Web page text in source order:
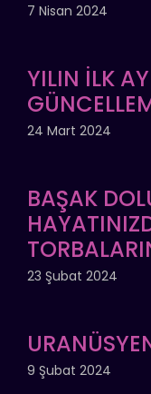
7 Nisan 2024
YILIN İLK
24 Mart 2024
BAŞAK
23 Şubat 2024
9 Şubat 2024